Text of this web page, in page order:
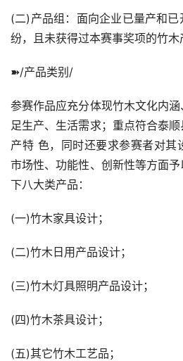
(二)产品组：面向企业已量产和
纷，且未获得过本赛事奖项的竹木
➽/产品类别/
参赛作品应充分体现竹木文化内
足生产、生活需求；重点符合泰
产特 色，同时还要求参赛者对其
市场性、功能性、创新性等方面
下八大类产品：
(一)竹木家具设计；
(二)竹木日用产品设计；
(三)竹木灯具照明产品设计；
(四)竹木茶具设计；
(五)其它竹木工艺品；